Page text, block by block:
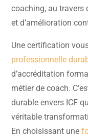
coaching, au travers
et d’amélioration
Une certification
professionnelle
d’accréditation
métier de coach.
durable envers ICF
véritable
En choisissant une